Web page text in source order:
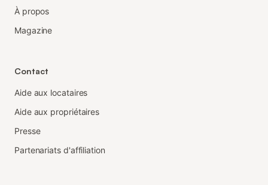
À propos
Magazine
Contact
Aide aux locataires
Aide aux propriétaires
Presse
Partenariats d'affiliation